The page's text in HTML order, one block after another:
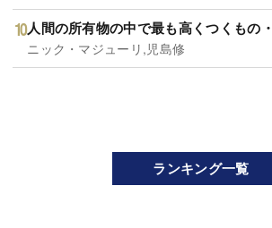
人間の所有物の中で最も高くつくもの
ニック・マジューリ,児島修
ランキング一覧